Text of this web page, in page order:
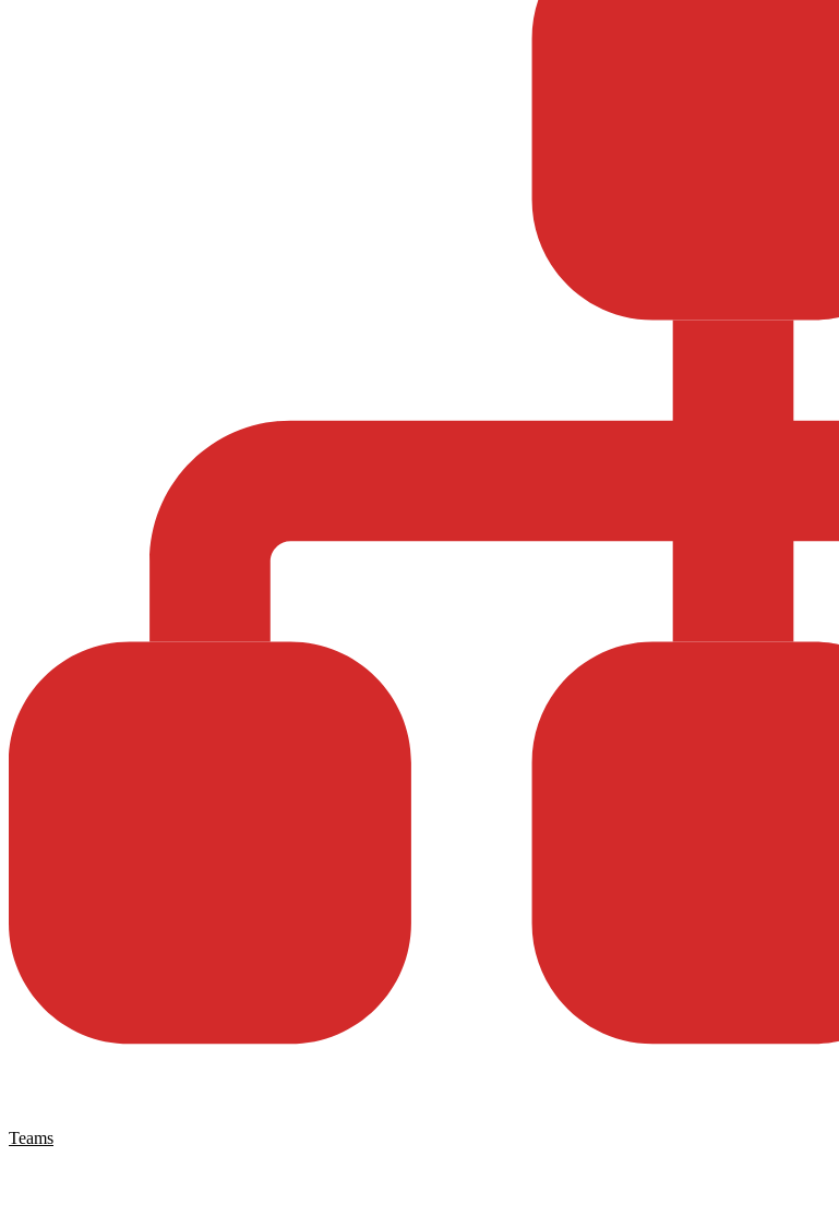
Teams